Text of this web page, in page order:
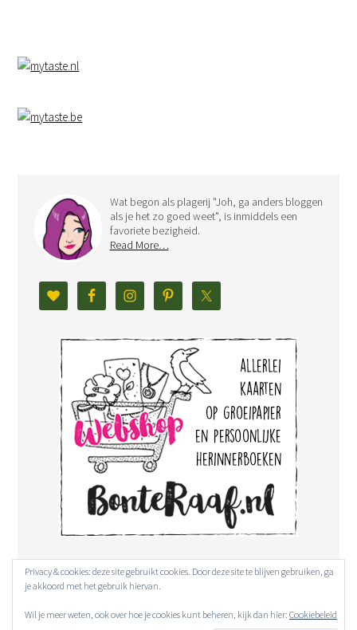
Wat begon als plagerij "Joh, ga anders bloggen
als je het zo goed weet", is inmiddels een
favoriete bezigheid.
Read More…
Privacy & cookies: deze site gebruikt cookies. Door deze site te blijven gebruiken, ga
je akkoord met het gebruik hiervan.
Wil je meer weten, ook over hoe je cookies kunt beheren, kijk dan hier: Cookiebeleid